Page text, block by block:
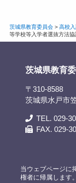
茨城県教育委員会> 高校
等学校等入学者選抜方法
茨城県教育
〒310-8588
茨城県水戸市
TEL. 029-
FAX. 029-
当ウェブページに
権者に帰属します